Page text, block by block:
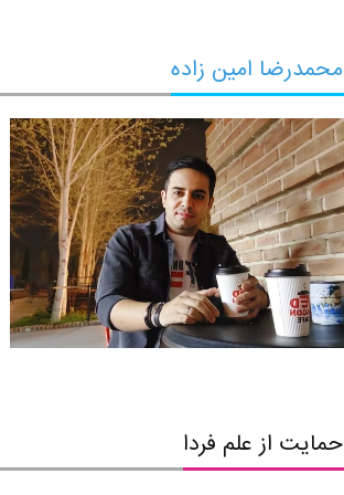
محمدرضا امین زاده
حمایت از علم فردا